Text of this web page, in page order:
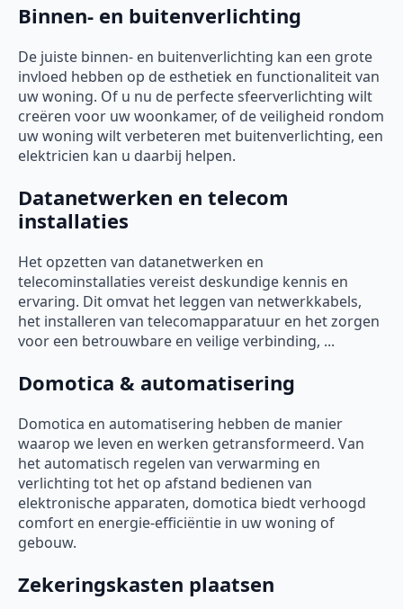
Binnen- en buitenverlichting
De juiste binnen- en buitenverlichting kan een grote
invloed hebben op de esthetiek en functionaliteit van
uw woning. Of u nu de perfecte sfeerverlichting wilt
creëren voor uw woonkamer, of de veiligheid rondom
uw woning wilt verbeteren met buitenverlichting, een
elektricien kan u daarbij helpen.
Datanetwerken en telecom
installaties
Het opzetten van datanetwerken en
telecominstallaties vereist deskundige kennis en
ervaring. Dit omvat het leggen van netwerkkabels,
het installeren van telecomapparatuur en het zorgen
voor een betrouwbare en veilige verbinding, ...
Domotica & automatisering
Domotica en automatisering hebben de manier
waarop we leven en werken getransformeerd. Van
het automatisch regelen van verwarming en
verlichting tot het op afstand bedienen van
elektronische apparaten, domotica biedt verhoogd
comfort en energie-efficiëntie in uw woning of
gebouw.
Zekeringskasten plaatsen